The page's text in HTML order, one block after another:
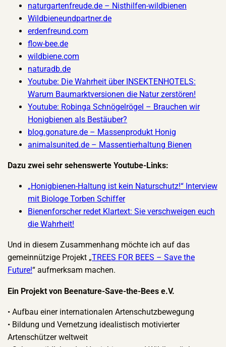
naturgartenfreude.de – Nisthilfen-wildbienen
Wildbieneundpartner.de
erdenfreund.com
flow-bee.de
wildbiene.com
naturadb.de
Youtube: Die Wahrheit über INSEKTENHOTELS:
Warum Baumarktversionen die Natur zerstören!
Youtube: Robinga Schnögelrögel – Brauchen wir
Honigbienen als Bestäuber?
blog.gonature.de – Massenprodukt Honig
animalsunited.de – Massentierhaltung Bienen
Dazu zwei sehr sehenswerte Youtube-Links:
„Honigbienen-Haltung ist kein Naturschutz!“ Interview
mit Biologe Torben Schiffer
Bienenforscher redet Klartext: Sie verschweigen euch
die Wahrheit!
Und in diesem Zusammenhang möchte ich auf das
gemeinnützige Projekt „TREES FOR BEES – Save the
Future!“ aufmerksam machen.
Ein Projekt von Beenature-Save-the-Bees e.V.
• Aufbau einer internationalen Artenschutzbewegung
• Bildung und Vernetzung idealistisch motivierter
Artenschützer weltweit